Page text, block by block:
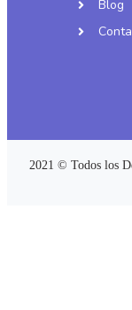
Blog
2021 © Todos los